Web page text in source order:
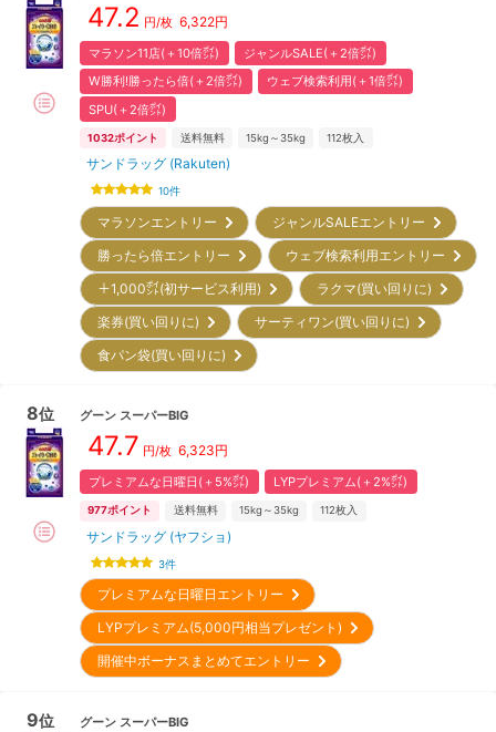
47.2 円/枚 6,322円
マラソン11店(＋10倍㌽)
ジャンルSALE(＋2倍㌽)
W勝利!勝ったら倍(＋2倍㌽)
ウェブ検索利用(＋1倍㌽)
SPU(＋2倍㌽)
1032ポイント 送料無料 15kg～35kg 112枚入
サンドラッグ (Rakuten)
10件
マラソンエントリー
ジャンルSALEエントリー
勝ったら倍エントリー
ウェブ検索利用エントリー
＋1,000㌽(初サービス利用)
ラクマ(買い回りに)
楽券(買い回りに)
サーティワン(買い回りに)
食パン袋(買い回りに)
8位 グーン スーパーBIG
47.7 円/枚 6,323円
プレミアムな日曜日(＋5%㌽) LYPプレミアム(＋2%㌽)
977ポイント 送料無料 15kg～35kg 112枚入
サンドラッグ (ヤフショ)
3件
プレミアムな日曜日エントリー
LYPプレミアム(5,000円相当プレゼント)
開催中ボーナスまとめてエントリー
9位 グーン スーパーBIG